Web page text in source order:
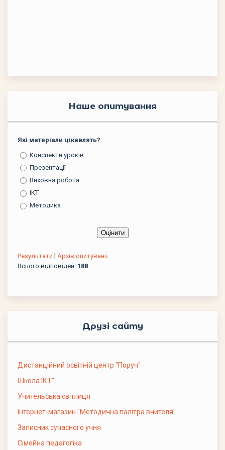
Наше опитування
Які матеріали цікавлять?
Конспекти уроків
Презентації
Виховна робота
ІКТ
Методика
Результати
Архів опитувань
Всього відповідей: 188
Друзі сайту
Дистанційний освітній центр "Поруч"
Школа ІКТ"
Учительська світлиця
Інтернет-магазин "Методична палітра вчителя"
Записник сучасного учня
Сімейна педагогіка